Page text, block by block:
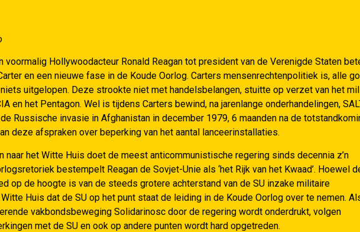
voormalig Hollywoodacteur Ronald Reagan tot president van de Verenigde Staten
en een nieuwe fase in de Koude Oorlog. Carters mensenrechtenpolitiek is, alle
uitgelopen. Deze strookte niet met handelsbelangen, stuitte op verzet van het
en het Pentagon. Wel is tijdens Carters bewind, na jarenlange onderhandelingen,
Russische invasie in Afghanistan in december 1979, 6 maanden na de
deze afspraken over beperking van het aantal lanceerinstallaties.
naar het Witte Huis doet de meest anticommunistische regering sinds decennia z’n
bestempelt Reagan de Sovjet-Unie als ‘het Rijk van het Kwaad’. Hoewel
op de hoogte is van de steeds grotere achterstand van de SU inzake militaire
Huis dat de SU op het punt staat de leiding in de Koude Oorlog over te nemen.
vakbondsbeweging Solidarinosc door de regering wordt onderdrukt, volgen
met de SU en ook op andere punten wordt hard opgetreden.